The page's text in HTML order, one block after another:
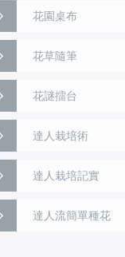
花園桌布
花草隨筆
花謎擂台
達人栽培術
達人栽培記實
達人流簡單種花